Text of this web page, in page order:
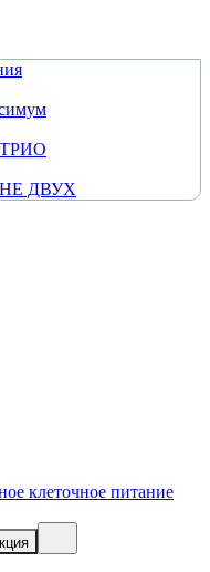
ДВУХ
клеточное питание